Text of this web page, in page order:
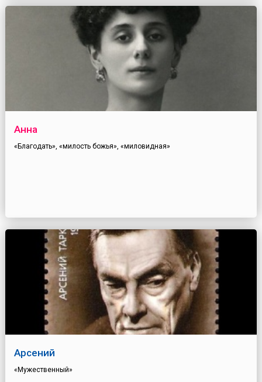
Анна
«Благодать», «милость божья», «миловидная»
Арсений
«Мужественный»